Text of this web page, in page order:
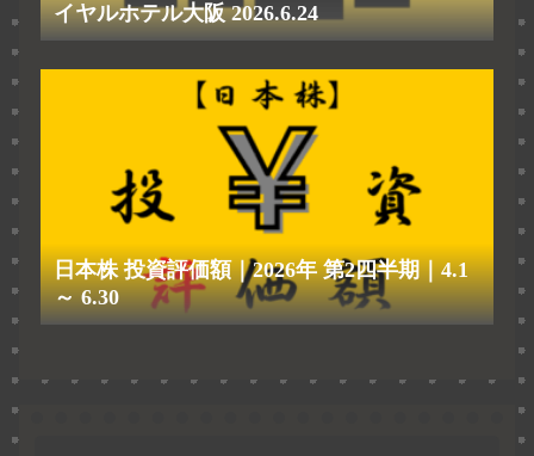
イヤルホテル大阪 2026.6.24
日本株 投資評価額｜2026年 第2四半期｜4.1
～ 6.30